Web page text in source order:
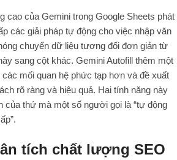
cao của Gemini trong Google Sheets phát
các giải pháp tự động cho việc nhập văn
chuyển dữ liệu tương đối đơn giản từ
sang cột khác. Gemini Autofill thêm một
mối quan hệ phức tạp hơn và đề xuất
rõ ràng và hiệu quả. Hai tính năng này
của thứ mà một số người gọi là “tự động
tích chất lượng SEO